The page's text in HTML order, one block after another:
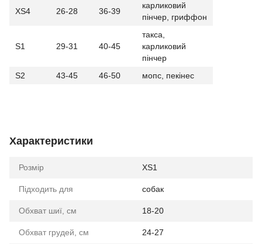
XS4 26-28 36-39
карликовий
пінчер, гриффон
S1 29-31 40-45
такса,
карликовий
пінчер
S2
43-45 46-50 мопс, пекінес
Характеристики
Розмір XS1
Підходить для собак
Обхват шиї, см 18-20
Обхват грудей, см 24-27